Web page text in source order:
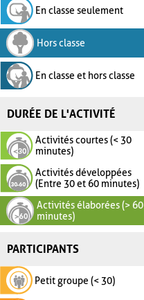
En classe seulement
Hors classe
En classe et hors classe
DURÉE DE L'ACTIVITÉ
Activités courtes (< 30
minutes)
Activités développées
(Entre 30 et 60 minutes)
Activités élaborées (> 60
minutes)
PARTICIPANTS
Petit groupe (< 30)